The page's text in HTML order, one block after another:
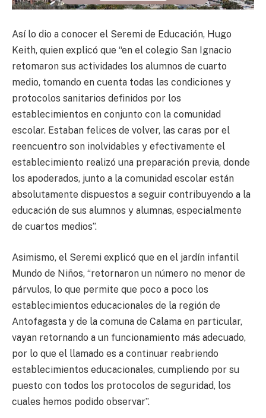
Así lo dio a conocer el Seremi de Educación, Hugo
Keith, quien explicó que “en el colegio San Ignacio
retomaron sus actividades los alumnos de cuarto
medio, tomando en cuenta todas las condiciones y
protocolos sanitarios definidos por los
establecimientos en conjunto con la comunidad
escolar. Estaban felices de volver, las caras por el
reencuentro son inolvidables y efectivamente el
establecimiento realizó una preparación previa, donde
los apoderados, junto a la comunidad escolar están
absolutamente dispuestos a seguir contribuyendo a la
educación de sus alumnos y alumnas, especialmente
de cuartos medios”.
Asimismo, el Seremi explicó que en el jardín infantil
Mundo de Niños, “retornaron un número no menor de
párvulos, lo que permite que poco a poco los
establecimientos educacionales de la región de
Antofagasta y de la comuna de Calama en particular,
vayan retornando a un funcionamiento más adecuado,
por lo que el llamado es a continuar reabriendo
establecimientos educacionales, cumpliendo por su
puesto con todos los protocolos de seguridad, los
cuales hemos podido observar”.